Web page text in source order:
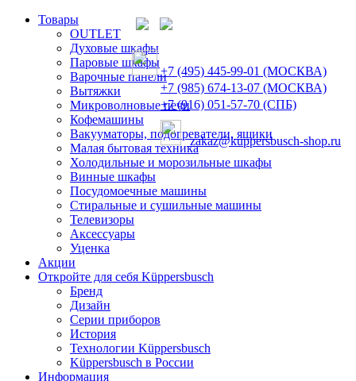
Товары
OUTLET
Духовые шкафы
Паровые шкафы
Варочные панели
Вытяжки
Микроволновые печи
Кофемашины
Вакууматоры, подогреватели, ящики
Малая бытовая техника
Холодильные и морозильные шкафы
Винные шкафы
Посудомоечные машины
Стиральные и сушильные машины
Телевизоры
Аксессуары
Уценка
Акции
Откройте для себя Küppersbusch
Бренд
Дизайн
Серии приборов
История
Технологии Küppersbusch
Küppersbusch в России
Информация
+7 (495) 445-99-01 (МОСКВА)
+7 (985) 674-13-07 (МОСКВА)
+7 (916) 051-57-70 (СПБ)
zakaz@kuppersbusch-shop.ru